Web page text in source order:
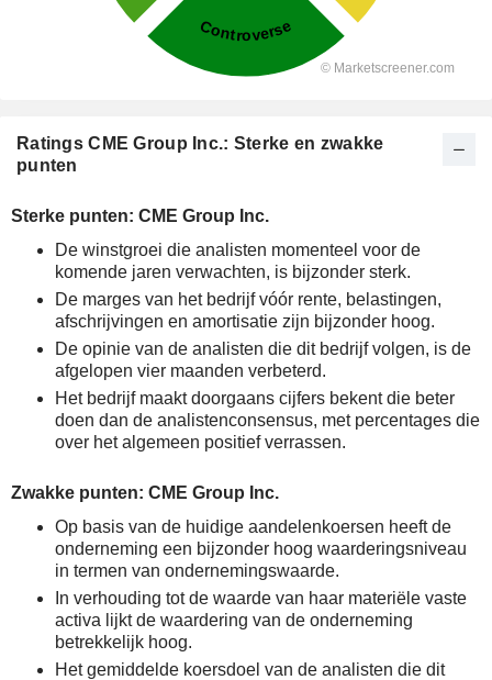
Ratings CME Group Inc.: Sterke en zwakke
punten
Sterke punten: CME Group Inc.
De winstgroei die analisten momenteel voor de
komende jaren verwachten, is bijzonder sterk.
De marges van het bedrijf vóór rente, belastingen,
afschrijvingen en amortisatie zijn bijzonder hoog.
De opinie van de analisten die dit bedrijf volgen, is de
afgelopen vier maanden verbeterd.
Het bedrijf maakt doorgaans cijfers bekent die beter
doen dan de analistenconsensus, met percentages die
over het algemeen positief verrassen.
Zwakke punten: CME Group Inc.
Op basis van de huidige aandelenkoersen heeft de
onderneming een bijzonder hoog waarderingsniveau
in termen van ondernemingswaarde.
In verhouding tot de waarde van haar materiële vaste
activa lijkt de waardering van de onderneming
betrekkelijk hoog.
Het gemiddelde koersdoel van de analisten die dit